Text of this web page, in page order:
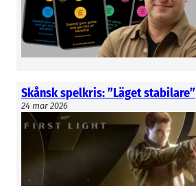
Skånsk spelkris: ”Läget stabilare”
24 mar 2026